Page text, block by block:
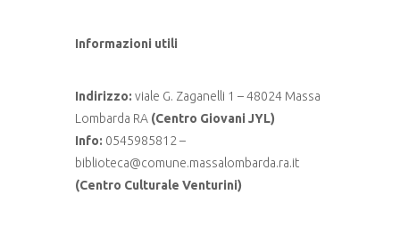
Informazioni utili
Indirizzo: viale G. Zaganelli 1 – 48024 Massa
Lombarda RA (Centro Giovani JYL)
Info: 0545985812 –
biblioteca@comune.massalombarda.ra.it
(Centro Culturale Venturini)